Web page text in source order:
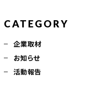
CATEGORY
企業取材
お知らせ
活動報告